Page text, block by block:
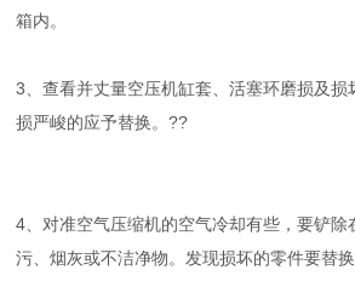
箱内。
3、查看并丈量空压机缸套、活塞环磨损及损
损严峻的应予替换。??
4、对准空气压缩机的空气冷却有些，要铲除
污、烟灰或不洁净物。发现损坏的零件要替